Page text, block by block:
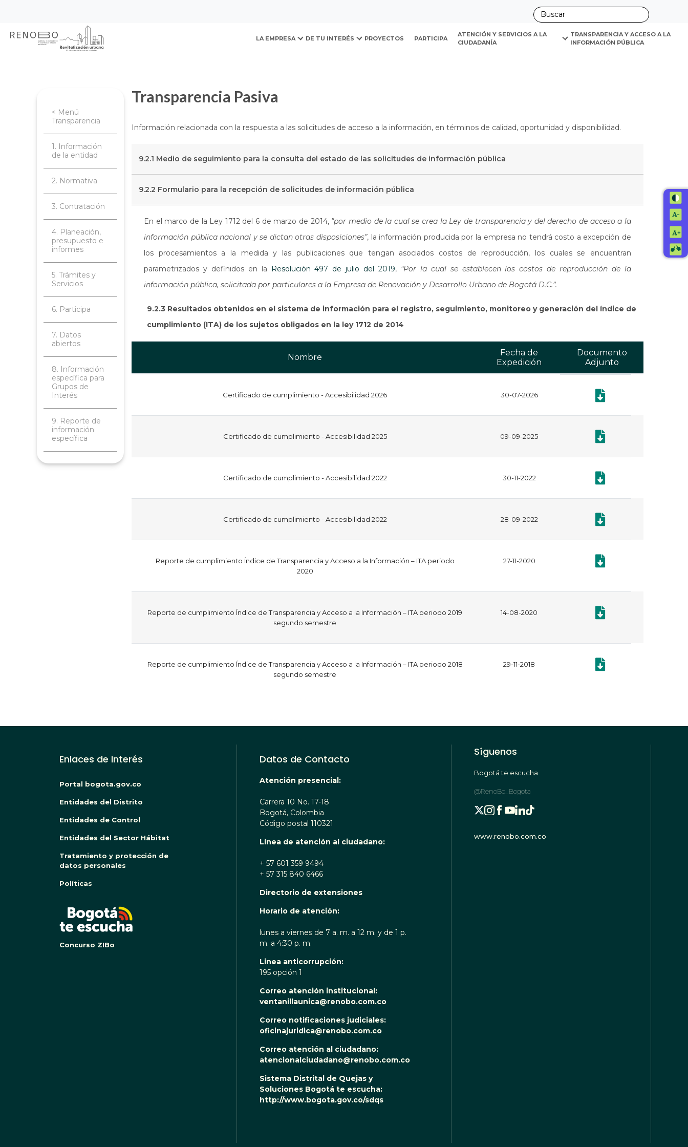
contenido
Sitio Web Empresa de Renovación y Desarrollo Urbano
LA EMPRESA DE TU INTERÉS PROYECTOS PARTICIPA
ATENCIÓN Y SERVICIOS A LA
CIUDADANÍA
TRANSPARENCIA Y ACCESO A LA
INFORMACIÓN PÚBLICA
< Menú
Transparencia
1. Información
de la entidad
2. Normativa
3. Contratación
4. Planeación,
presupuesto e
informes
5. Trámites y
Servicios
6. Participa
7. Datos
abiertos
8. Información
específica para
Grupos de
Interés
9. Reporte de
información
específica
Transparencia Pasiva
Información relacionada con la respuesta a las solicitudes de acceso a la información, en términos de calidad, oportunidad y disponibilidad.
9.2.1 Medio de seguimiento para la consulta del estado de las solicitudes de información pública
9.2.2 Formulario para la recepción de solicitudes de información pública
En el marco de la Ley 1712 del 6 de marzo de 2014, "por medio de la cual se crea la Ley de transparencia y del derecho de acceso a la
información pública nacional y se dictan otras disposiciones”, la información producida por la empresa no tendrá costo a excepción de
los procesamientos a la medida y las publicaciones que tengan asociados costos de reproducción, los cuales se encuentran
parametrizados y definidos en la Resolución 497 de julio del 2019, “Por la cual se establecen los costos de reproducción de la
información pública, solicitada por particulares a la Empresa de Renovación y Desarrollo Urbano de Bogotá D.C.”.
9.2.3 Resultados obtenidos en el sistema de información para el registro, seguimiento, monitoreo y generación del índice de
cumplimiento (ITA) de los sujetos obligados en la ley 1712 de 2014
Nombre
Fecha de
Expedición
Documento
Adjunto
Certificado de cumplimiento - Accesibilidad 2026 30-07-2026 Documento: Certificado
Certificado de cumplimiento - Accesibilidad 2025 09-09-2025 Documento: Certificado
Certificado de cumplimiento - Accesibilidad 2022 30-11-2022 Documento: Certificado
Certificado de cumplimiento - Accesibilidad 2022 28-09-2022 Documento: Certificado
Reporte de cumplimiento Índice de Transparencia y Acceso a la Información – ITA periodo
2020
27-11-2020 Documento: Reporte de
Reporte de cumplimiento Índice de Transparencia y Acceso a la Información – ITA periodo 2019
segundo semestre
14-08-2020 Documento: Reporte de
Reporte de cumplimiento Índice de Transparencia y Acceso a la Información – ITA periodo 2018
segundo semestre
29-11-2018 Documento: Reporte de
Enlaces de Interés
Portal bogota.gov.co
Entidades del Distrito
Entidades de Control
Entidades del Sector Hábitat
Tratamiento y protección de
datos personales
Políticas
Concurso ZIBo
Datos de Contacto
Atención presencial:
Carrera 10 No. 17-18
Bogotá, Colombia
Código postal 110321
Línea de atención al ciudadano:
+ 57 601 359 9494
+ 57 315 840 6466
Directorio de extensiones
Horario de atención:
lunes a viernes de 7 a. m. a 12 m. y de 1 p.
m. a 4:30 p. m.
Linea anticorrupción:
195 opción 1
Correo atención institucional:
ventanillaunica@renobo.com.co
Correo notificaciones judiciales:
oficinajuridica@renobo.com.co
Correo atención al ciudadano:
atencionalciudadano@renobo.com.co
Sistema Distrital de Quejas y
Soluciones Bogotá te escucha:
http://www.bogota.gov.co/sdqs
Síguenos
Bogotá te escucha
@RenoBo_Bogota
www.renobo.com.co